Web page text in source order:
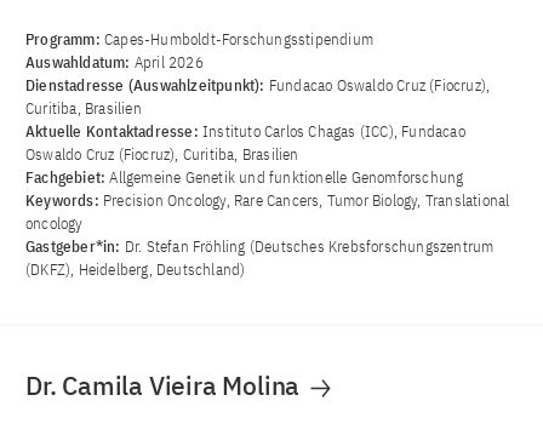
Programm: Capes-Humboldt-Forschungsstipendium
Auswahldatum: April 2026
Dienstadresse (Auswahlzeitpunkt): Fundacao Oswaldo Cruz (Fiocruz),
Curitiba, Brasilien
Aktuelle Kontaktadresse: Instituto Carlos Chagas (ICC), Fundacao
Oswaldo Cruz (Fiocruz), Curitiba, Brasilien
Fachgebiet:Allgemeine Genetik und funktionelle Genomforschung
Keywords: Precision Oncology, Rare Cancers, Tumor Biology, Translational
oncology
Gastgeber*in: Dr. Stefan Fröhling (Deutsches Krebsforschungszentrum
(DKFZ), Heidelberg, Deutschland)
Dr. Camila Vieira Molina